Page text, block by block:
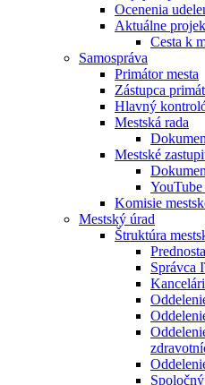
Ocenenia
Aktuálne
Cesta k
Samospráva
Primátor mesta
Zástupca
Hlavný
Mestská rada
Mestské
Komisie
Mestský úrad
Štruktúra
Správca